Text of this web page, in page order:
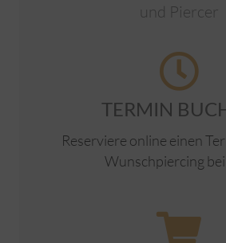
und Piercer
TERMIN
Reserviere online einen
Wunschpiercing bei